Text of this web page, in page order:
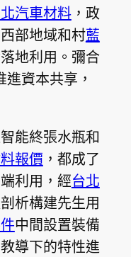
汽車材料，政
部地域和村藍
地利用。彌合
進資本共享，
能終張水瓶和
報價 ，都成了
利用，經台北
析構建先生用
中間設置裝備
導下的特性進